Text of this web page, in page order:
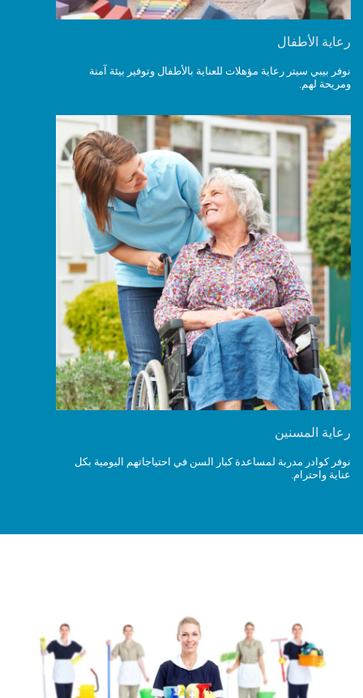
رعاية الأطفال
نوفر بيبي سيتر رعاية مؤهلات للعناية بالأطفال وتوفير بيئة آمنة
ومريحة لهم.
رعاية المسنين
نوفر كوادر مدربة لمساعدة كبار السن في احتياجاتهم اليومية بكل
عناية واحترام.